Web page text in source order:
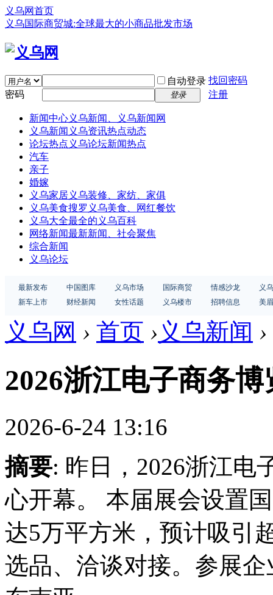
义乌网首页
义乌国际商贸城:全球最大的小商品批发市场
自动登录 找回密码
密码
登录 注册
新闻中心义乌新闻、义乌新闻网
义乌新闻 义乌资讯热点动态
论坛热点 义乌论坛新闻热点
汽车
亲子
婚嫁
义乌家居义乌装修、家纺、家俱
义乌美食搜罗义乌美食、网红餐饮
义乌大全最全的义乌百科
网络新闻最新新闻、社会聚焦
综合新闻
义乌论坛
最新发布 中国图库 义乌市场 国际商贸 情感沙龙
义
新车上市
财经新闻 女性话题 义乌楼市 招聘信息 美
义乌网 › 首页 › 义乌新闻 ›
2026浙江电子商务
2026-6-24 13:16
摘要: 昨日，2026浙江电
心开幕。 本届展会设置
达5万平方米，预计吸引
选品、洽谈对接。参展